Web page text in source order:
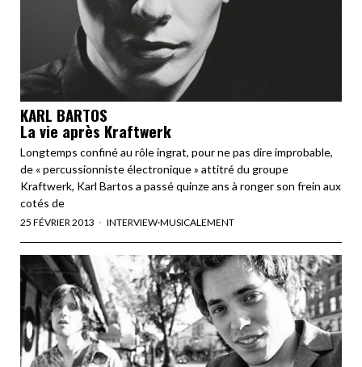
KARL BARTOS
La vie après Kraftwerk
Longtemps confiné au rôle ingrat, pour ne pas dire improbable,
de « percussionniste électronique » attitré du groupe
Kraftwerk, Karl Bartos a passé quinze ans à ronger son frein aux
cotés de
25 FÉVRIER 2013 INTERVIEW·MUSICALEMENT